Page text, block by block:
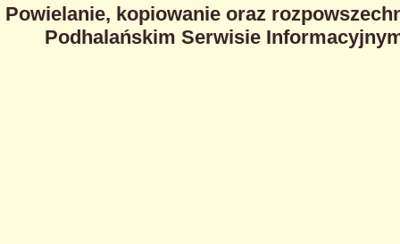
Powielanie, kopiowanie oraz
Podhalańskim Serwisie